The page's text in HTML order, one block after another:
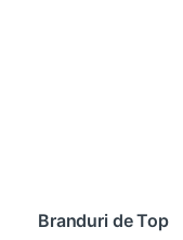
Branduri de Top